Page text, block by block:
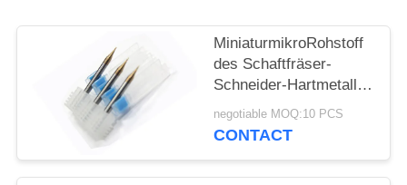
PRIVACY
POLICY
MiniaturmikroRohstoff
des Schaftfräser-
Schneider-Hartmetall-
0.5mm des
Schaftfräser-GU25UF
negotiable MOQ:10 PCS
CONTACT